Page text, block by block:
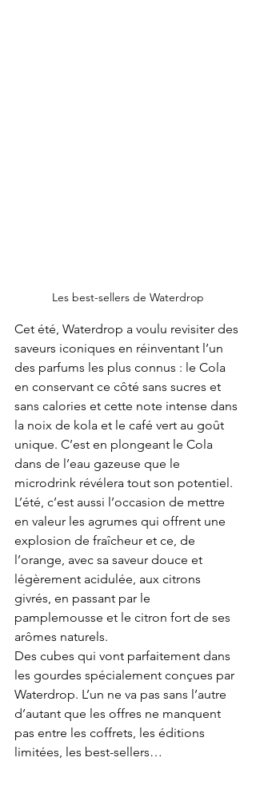
Les best-sellers de Waterdrop
Cet été, Waterdrop a voulu revisiter des
saveurs iconiques en réinventant l’un
des parfums les plus connus : le Cola
en conservant ce côté sans sucres et
sans calories et cette note intense dans
la noix de kola et le café vert au goût
unique. C’est en plongeant le Cola
dans de l’eau gazeuse que le
microdrink révélera tout son potentiel.
L’été, c’est aussi l’occasion de mettre
en valeur les agrumes qui offrent une
explosion de fraîcheur et ce, de
l’orange, avec sa saveur douce et
légèrement acidulée, aux citrons
givrés, en passant par le
pamplemousse et le citron fort de ses
arômes naturels.
Des cubes qui vont parfaitement dans
les gourdes spécialement conçues par
Waterdrop. L’un ne va pas sans l’autre
d’autant que les offres ne manquent
pas entre les coffrets, les éditions
limitées, les best-sellers…